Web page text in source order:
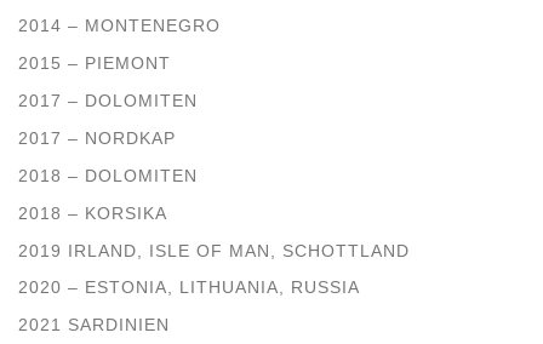
2014 – MONTENEGRO
2015 – PIEMONT
2017 – DOLOMITEN
2017 – NORDKAP
2018 – DOLOMITEN
2018 – KORSIKA
2019 IRLAND, ISLE OF MAN, SCHOTTLAND
2020 – ESTONIA, LITHUANIA, RUSSIA
2021 SARDINIEN